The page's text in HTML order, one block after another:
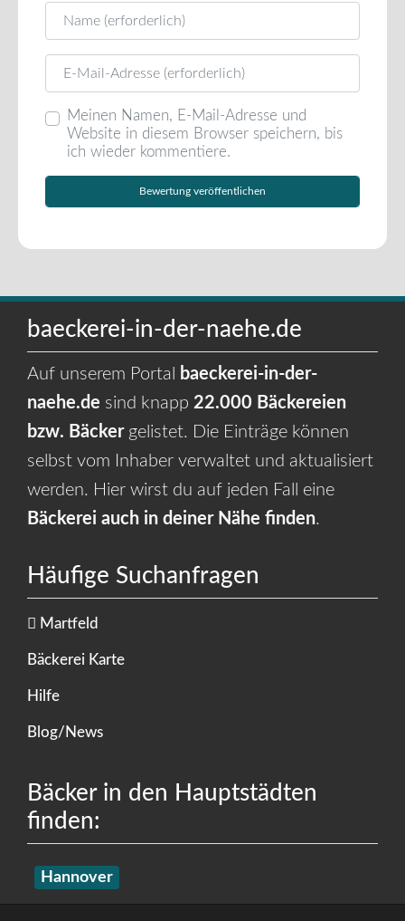
Name
E-Mail
Meinen Namen, E-Mail-Adresse und
Website in diesem Browser speichern, bis
ich wieder kommentiere.
baeckerei-in-der-naehe.de
Auf unserem Portal
baeckerei-in-der-
naehe.de sind knapp 22.000 Bäckereien
bzw. Bäckergelistet. Die Einträge können
selbst vom Inhaber verwaltet und aktualisiert
werden. Hier wirst du auf jeden Fall eine
Bäckerei auch in deiner Nähe finden.
Häufige Suchanfragen
Martfeld
Bäckerei Karte
Hilfe
Blog/News
Bäcker in den Hauptstädten
finden:
Hannover